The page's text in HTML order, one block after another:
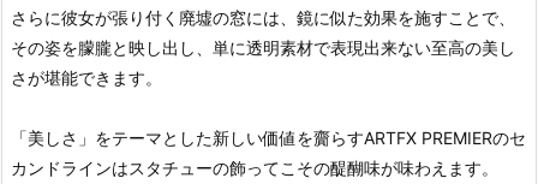
さらに彼女が張り付く廃墟の窓には、鏡に似た効果を施すことで、
その姿を朦朧と映し出し、単に透明素材で表現出来ない至高の美し
さが堪能できます。
「美しさ」をテーマとした新しい価値を齎らすARTFX PREMIERのセ
カンドラインはスタチューの飾ってこその醍醐味が味わえます。